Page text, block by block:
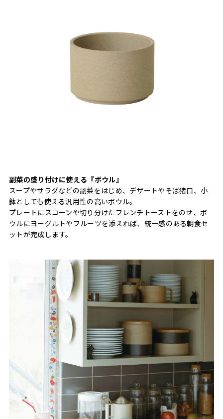
副菜の盛り付けに使える『ボウル』
スープやサラダなどの副菜をはじめ、デザートやそば猪口、小
鉢としても使える汎用性の高いボウル。
プレートにスコーンや切り分けたフレンチトーストをのせ、ボ
ウルにヨーグルトやフルーツを添えれば、統一感のある朝食セ
ットが完成します。